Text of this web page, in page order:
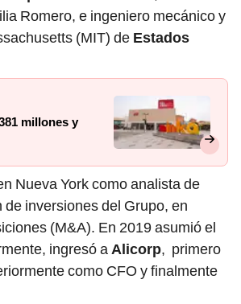
Romero, e ingeniero mecánico y
(MIT) de Estados
millones y
Nueva York como analista de
inversiones del Grupo, en
(M&A). En 2019 asumió el
ingresó aAlicorp, primero
como CFO y finalmente